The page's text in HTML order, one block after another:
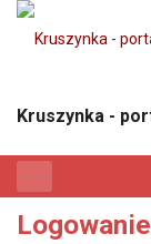
Kruszynka -
Logowanie